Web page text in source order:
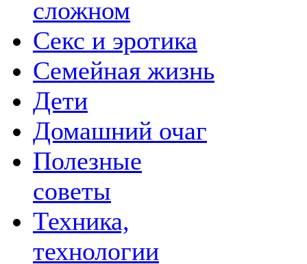
сложном
Секс и эротика
Семейная жизнь
Дети
Домашний очаг
Полезные
советы
Техника,
технологии